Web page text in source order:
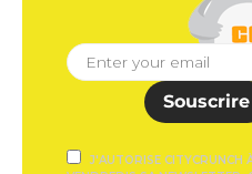
Souscrire
J'AUTORISE CITYCRUNCH